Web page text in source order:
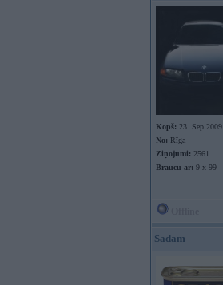
Kopš: 23. Sep 2009
No: Rīga
Ziņojumi: 2561
Braucu ar: 9 x 99
Sadam